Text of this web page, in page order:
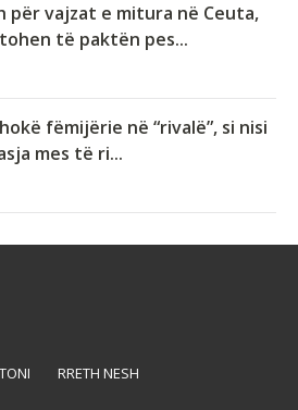
për vajzat e mitura në Ceuta,
të paktën pes...
fëmijërie në “rivalë”, si nisi
mes të ri...
RRETH NESH